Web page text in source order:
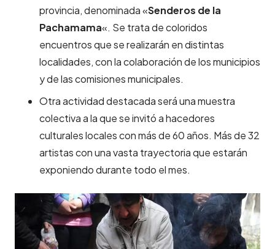
provincia, denominada «Senderos de la
Pachamama«. Se trata de coloridos
encuentros que se realizarán en distintas
localidades, con la colaboración de los municipios
y de las comisiones municipales.
Otra actividad destacada será una muestra
colectiva a la que se invitó a hacedores
culturales locales con más de 60 años. Más de 32
artistas con una vasta trayectoria que estarán
exponiendo durante todo el mes.